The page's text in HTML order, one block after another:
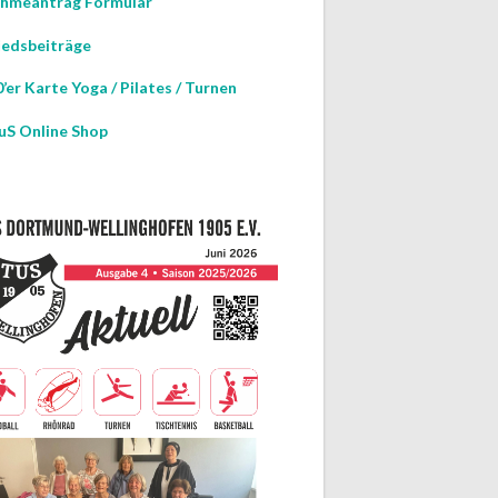
Karte Yoga / Pilates / Turnen
Online Shop